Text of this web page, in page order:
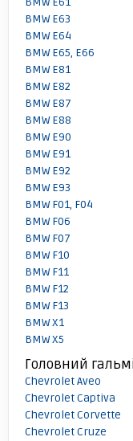
BMW E63
BMW E64
BMW E65, E66
BMW E81
BMW E82
BMW E87
BMW E88
BMW E90
BMW E91
BMW E92
BMW E93
BMW F01, F04
BMW F06
BMW F07
BMW F10
BMW F11
BMW F12
BMW F13
BMW X1
BMW X5
Головний
Chevrolet Aveo
Chevrolet Captiva
Chevrolet Corvette
Chevrolet Cruze